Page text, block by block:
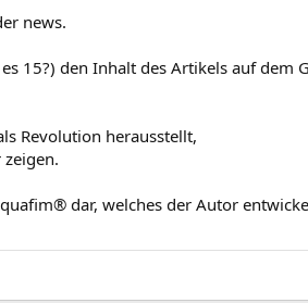
news.
15?) den Inhalt des Artikels auf
Revolution herausstellt,
dar, welches der Autor